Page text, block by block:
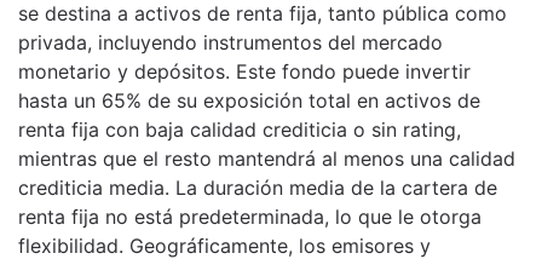
se destina a activos de renta fija, tanto pública como
privada, incluyendo instrumentos del mercado
monetario y depósitos. Este fondo puede invertir
hasta un 65% de su exposición total en activos de
renta fija con baja calidad crediticia o sin rating,
mientras que el resto mantendrá al menos una calidad
crediticia media. La duración media de la cartera de
renta fija no está predeterminada, lo que le otorga
flexibilidad. Geográficamente, los emisores y